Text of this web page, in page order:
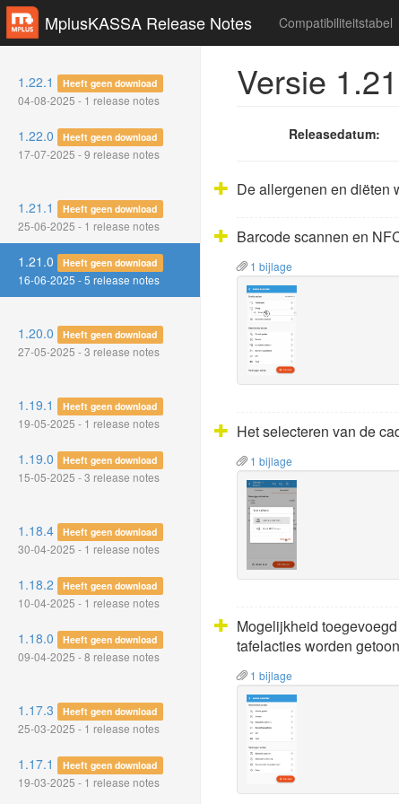
MplusKASSA Release Notes Compatibiliteitstabel
1.22.1 Heeft geen download
04-08-2025 - 1 release notes
1.22.0 Heeft geen download
17-07-2025 - 9 release notes
1.21.1 Heeft geen download
25-06-2025 - 1 release notes
1.21.0 Heeft geen download
16-06-2025 - 5 release notes
1.20.0 Heeft geen download
27-05-2025 - 3 release notes
1.19.1 Heeft geen download
19-05-2025 - 1 release notes
1.19.0 Heeft geen download
15-05-2025 - 3 release notes
1.18.4 Heeft geen download
30-04-2025 - 1 release notes
1.18.2 Heeft geen download
10-04-2025 - 1 release notes
1.18.0 Heeft geen download
09-04-2025 - 8 release notes
1.17.3 Heeft geen download
25-03-2025 - 1 release notes
1.17.1 Heeft geen download
19-03-2025 - 1 release notes
Versie
Releasedatum:
De allergenen en diëten
Barcode scannen en
1 bijlage
Het selecteren van de
1 bijlage
Mogelijkheid
tafelacties worden
1 bijlage